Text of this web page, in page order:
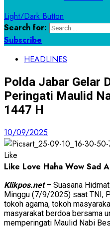
Light/Dark Button
Search for:
Subscribe
HEADLINES
Polda Jabar Gelar
Peringati Maulid
1447 H
10/09/2025
Like
Like Love Haha Wow Sad
Klikpos.net– Suasana
Minggu (7/9/2025) saat TNI,
tokoh agama, tokoh
masyarakat berdoa bersama
memperingati Maulid Nabi